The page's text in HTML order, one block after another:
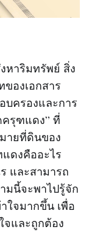
หาริมทรัพย์ สิ่ง
องเอกสาร
บครองและการ
รุฑแดง” ที่
ายที่ดินของ
ดงคืออะไร
และสามารถ
มนี้จะพาไปรู้จัก
ใจมากขึ้น เพื่อ
และถูกต้อง